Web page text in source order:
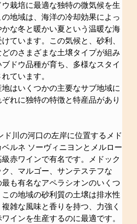
栽培に最適な独特の微気候を生
地域は、海洋の冷却効果によっ
な冬と暖かい夏という温暖な海
ています。この気候と、砂利、
のさまざまな土壌タイプが組み
ドウ品種が育ち、多様なスタイ
ています。
はいくつかの主要なサブ地域に
れに独特の特徴と特産品があり
ド川の河口の左岸に位置するメド
ルネ ソーヴィニヨンとメルロー
赤ワインで有名です。メドック
、マルゴー、サンテステフな
も有名なアペラシオンのいくつ
の地域の砂利質の土壌は排水性
雑な風味と香りを持つ、力強く
インを生産するのに最適です。